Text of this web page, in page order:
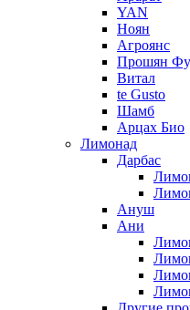
YAN
Ноян
Агроянс
Прошян
Витал
te Gusto
Шамб
Арцах Био
Лимонад
Дарбас
Ануш
Ани